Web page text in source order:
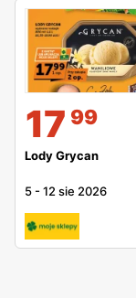
17 99
Lody Grycan
5 -12 sie 2026